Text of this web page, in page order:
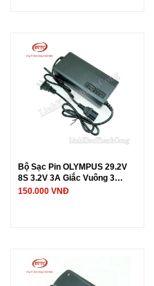
Bộ Sạc Pin OLYMPUS 29.2V
8S 3.2V 3A Giắc Vuông 3
Chấu
150.000 VNĐ